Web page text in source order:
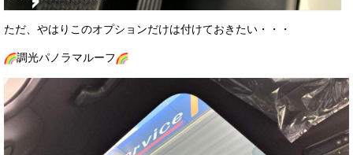
ただ、やはりこのオプションだけは付けておきたい・・・
調光パノラマルーフ